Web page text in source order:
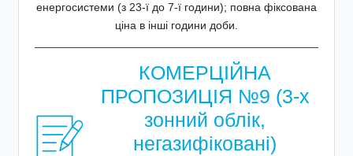
енергосистеми (з 23-ї до 7-ї години); повна фіксована
ціна в інші години доби.
КОМЕРЦІЙНА
ПРОПОЗИЦІЯ №9 (3-х
зонний облік,
негазифіковані)